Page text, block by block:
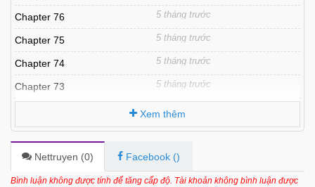
Chapter 76 5 tháng trước
Chapter 75 5 tháng trước
Chapter 74 5 tháng trước
Chapter 73 5 tháng trước
Chapter 71 6 tháng trước
Chapter 70 6 tháng trước
Chapter 69 6 tháng trước
Xem thêm
Nettruyen (0) Facebook ()
Bình luận không được tính để tăng cấp độ. Tài khoản không bình luận được